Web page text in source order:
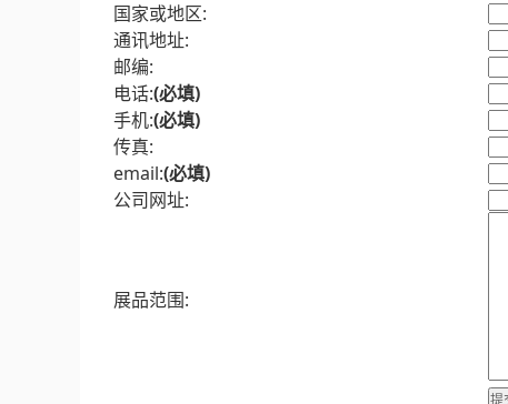
国家或地区:
通讯地址:
邮编:
电话:(必填)
手机:(必填)
传真:
email:(必填)
公司网址:
展品范围: